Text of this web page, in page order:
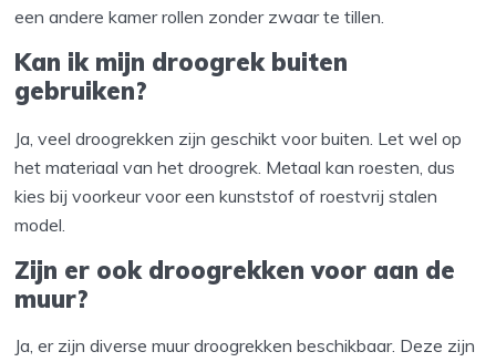
een andere kamer rollen zonder zwaar te tillen.
Kan ik mijn droogrek buiten
gebruiken?
Ja, veel droogrekken zijn geschikt voor buiten. Let wel op
het materiaal van het droogrek. Metaal kan roesten, dus
kies bij voorkeur voor een kunststof of roestvrij stalen
model.
Zijn er ook droogrekken voor aan de
muur?
Ja, er zijn diverse muur droogrekken beschikbaar. Deze zijn